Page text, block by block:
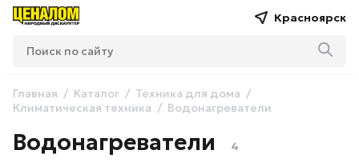
Красноярск
Главная Каталог
Техника для дома
Климатическая техника
Водонагреватели
Водонагреватели 4